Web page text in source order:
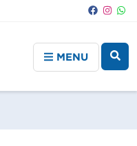
MENU